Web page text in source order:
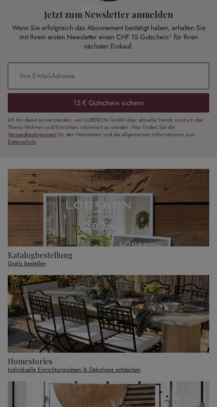
Jetzt zum Newsletter anmelden
Wenn Sie erfolgreich das Abonnement bestätigt haben, erhalten Sie
mit Ihrem ersten Newsletter einen CHF 15 Gutschein¹ für Ihren
nächsten Einkauf.
E-Mail-Adresse
15 € Gutschein sichern
Ich bin damit einverstanden, von LOBERON GmbH über aktuelle Trends rund um das
Thema Wohnen und Einrichten informiert zu werden. Hier finden Sie die
Versandbedingungen für den Newsletter und die allgemeinen Informationen zum
Datenschutz.
Katalogbestellung
Gratis bestellen
Homestories
Individuelle Einrichtungsideen & Dekotipps entdecken